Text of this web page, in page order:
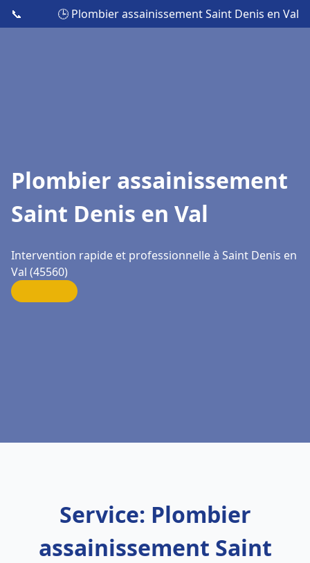
📞 🕒 Plombier assainissement Saint Denis en Val
Plombier assainissement
Saint Denis en Val
Intervention rapide et professionnelle à Saint Denis en
Val (45560)
Service: Plombier
assainissement Saint